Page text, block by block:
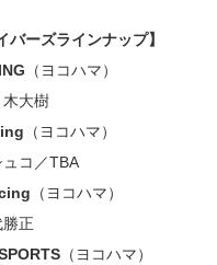
バーズラインナップ】
（ヨコハマ）
大樹
（ヨコハマ）
コ／TBA
（ヨコハマ）
正
（ヨコハマ）